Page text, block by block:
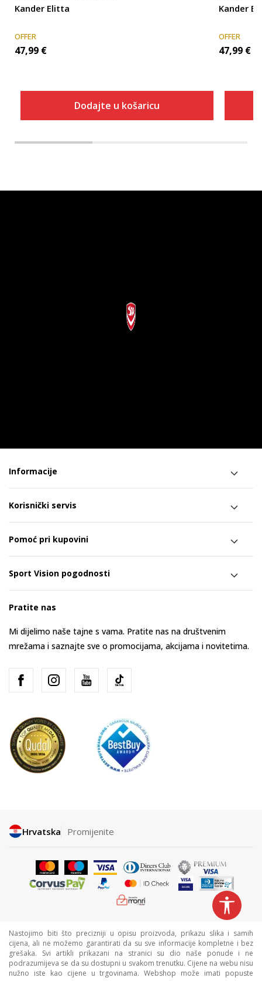
Kander Elitta
OFFER
47,99 €
Dodajte u košaricu
Kander
OFFER
47,99 €
Informacije
Korisnički servis
Pomoć pri kupovini
Sport Vision pogodnosti
Pratite nas
Mi dijelimo naše tajne s vama. Pratite nas na društvenim
mrežama i saznajte sve o promocijama, akcijama i novitetima.
Hrvatska Promijenite
Nastojimo biti što precizniji u opisu proizvoda, prikazu slika i samih
cijena, ali ne možemo garantirati da su sve informacije kompletne i bez
grešaka. Svi artikli prikazani na stranici su dio naše ponude i ne
podrazumijeva se da su dostupni u svakom trenutku. Cijene na webu nisu
nužno iste kao cijene u trgovinama. Webshop može imati popuste